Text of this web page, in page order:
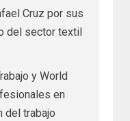
Cruz por sus
del sector textil
y World
en
del trabajo